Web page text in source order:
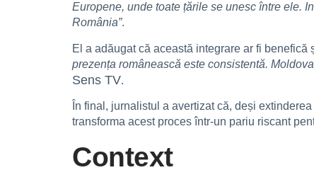
Europene, unde toate țările se unesc între ele.
România”.
El a adăugat că această integrare ar fi
prezența românească este consistentă.
Sens TV.
În final, jurnalistul a avertizat că, deși
transforma acest proces într-un pariu riscant
Context